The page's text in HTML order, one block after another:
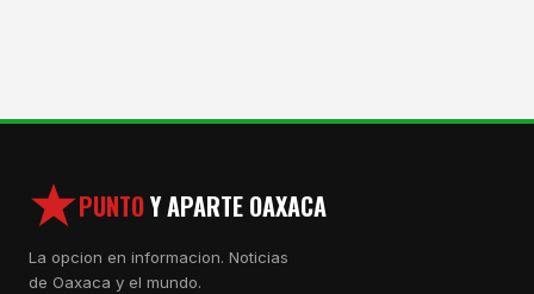
PUNTOY APARTE OAXACA
La opcion en informacion. Noticias
de Oaxaca y el mundo.